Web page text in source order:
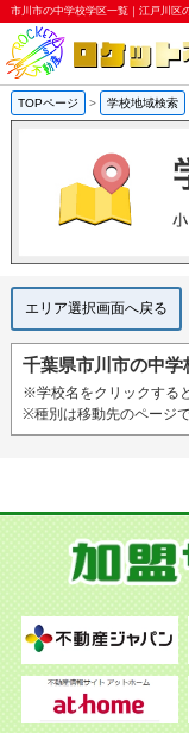
TOPページ > 学校地域検索
エリア選択画面へ戻る
千葉県市川市の中学
※学校名をクリックする
※種別は移動先のページで